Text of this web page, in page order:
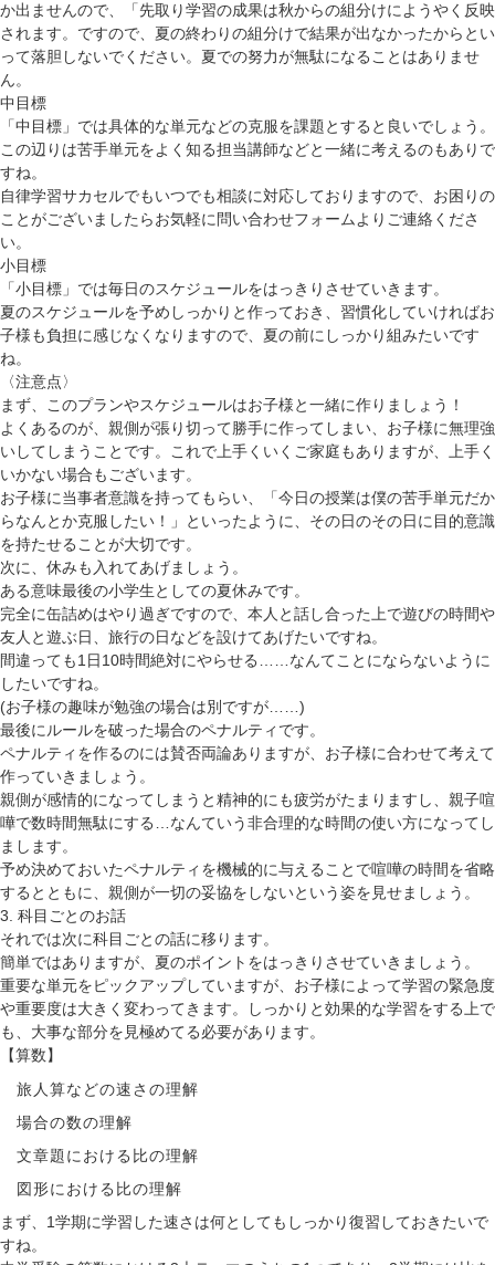
か出ませんので、「先取り学習の成果は秋からの組分けにようやく反映
されます。ですので、夏の終わりの組分けで結果が出なかったからとい
って落胆しないでください。夏での努力が無駄になることはありませ
ん。
中目標
「中目標」では具体的な単元などの克服を課題とする と良いでしょう。
この辺りは苦手単元をよく知る担当講師などと一緒に考えるのもありで
すね。
自律学習サカセルでもいつでも相談に対応しておりますので、お困りの
ことがございましたらお気軽に 問い合わせフォーム よりご連絡くださ
い。
小目標
「小目標」では毎日のスケジュールをはっきり させていきます。
夏のスケジュールを予めしっかりと作っておき、習慣化していければお
子様も負担に感じなくなりますので、夏の前にしっかり組みたいです
ね。
〈注意点〉
まず、
このプランやスケジュールはお子様と一緒に作りましょう！
よくあるのが、親側が張り切って勝手に作ってしまい、お子様に無理強
いしてしまうことです。これで上手くいくご家庭もありますが、上手く
いかない場合もございます。
お子様に当事者意識を持ってもらい、「今日の授業は僕の苦手単元だか
らなんとか克服したい！」といったように、その日のその日に目的意識
を持たせることが大切です。
次に、 休みも入れてあげましょう。
ある意味最後の小学生としての夏休みです。
完全に缶詰めはやり過ぎですので、本人と話し合った上で遊びの時間や
友人と遊ぶ日、旅行の日などを設けてあげたいですね。
間違っても1日10時間絶対にやらせる……なんてことにならないように
したいですね。
(お子様の趣味が勉強の場合は別ですが……)
最後にルールを破った場合のペナルティ です。
ペナルティを作るのには賛否両論ありますが、お子様に合わせて考えて
作っていきましょう。
親側が感情的になってしまうと精神的にも疲労がたまりますし、親子喧
嘩で数時間無駄にする…なんていう非合理的な時間の使い方になってし
まします。
予め決めておいたペナルティを機械的に与えることで喧嘩の時間を省略
するとともに、親側が一切の妥協をしないという姿を見せましょう。
3. 科目ごとのお話
それでは次に科目ごとの話に移ります。
簡単ではありますが、夏のポイントをはっきりさせていきましょう。
重要な単元をピックアップしていますが、お子様によって学習の緊急度
や重要度は大きく変わってきます。しっかりと効果的な学習をする上で
も、大事な部分を見極めてる必要があります。
【算数】
人算などの速さの理解
合の数の理解
章題における比の理解
形における比の理解
まず、1学期に学習した速さは何としてもしっかり復習しておきたいで
すね。